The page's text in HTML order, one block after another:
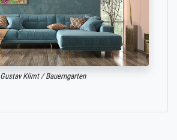
Gustav Klimt / Bauerngarten